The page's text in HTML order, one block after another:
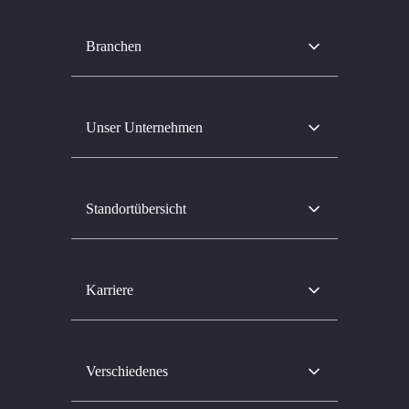
Branchen
Unser Unternehmen
Standortübersicht
Karriere
Verschiedenes